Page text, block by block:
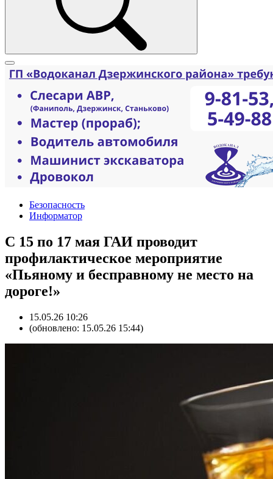
Безопасность
Информатор
С 15 по 17 мая ГАИ проводит
профилактическое мероприятие
«Пьяному и бесправному не место на
дороге!»
15.05.26 10:26
(обновлено: 15.05.26 15:44)